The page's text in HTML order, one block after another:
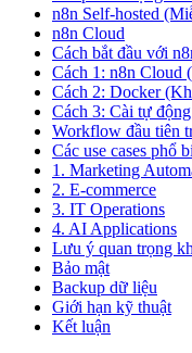
n8n Self-hosted
n8n Cloud
Cách bắt đầu với
Cách 1: n8n Cloud
Cách 2: Docker
Cách 3: Cài tự
Workflow đầu tiên
Các use cases phổ
1. Marketing
2. E-commerce
3. IT Operations
4. AI Applications
Lưu ý quan trọng
Bảo mật
Backup dữ liệu
Giới hạn kỹ thuật
Kết luận